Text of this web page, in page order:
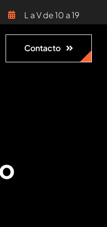
L a V de 10 a 19
Contacto